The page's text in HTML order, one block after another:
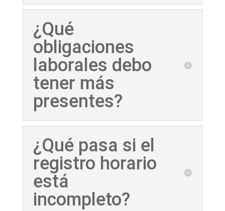
¿Qué
obligaciones
laborales debo
tener más
presentes?
¿Qué pasa si el
registro horario
está
incompleto?